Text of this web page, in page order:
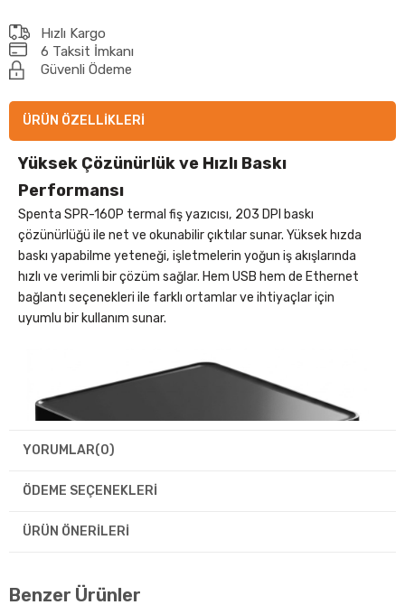
Hızlı Kargo
6 Taksit İmkanı
Güvenli Ödeme
ÜRÜN ÖZELLIKLERI
Yüksek Çözünürlük ve Hızlı Baskı
Performansı
Spenta SPR-160P termal fiş yazıcısı, 203 DPI baskı
çözünürlüğü ile net ve okunabilir çıktılar sunar. Yüksek hızda
baskı yapabilme yeteneği, işletmelerin yoğun iş akışlarında
hızlı ve verimli bir çözüm sağlar. Hem USB hem de Ethernet
bağlantı seçenekleri ile farklı ortamlar ve ihtiyaçlar için
uyumlu bir kullanım sunar.
YORUMLAR(0)
ÖDEME SEÇENEKLERI
ÜRÜN ÖNERILERI
Benzer Ürünler